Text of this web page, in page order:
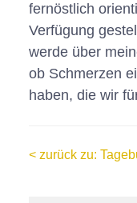
fernöstlich
Verfügung
werde über
ob Schmerzen
haben, die wir
< zurück zu: